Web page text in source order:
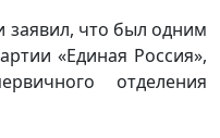
заявил, что был одним
«Единая Россия»,
отделения